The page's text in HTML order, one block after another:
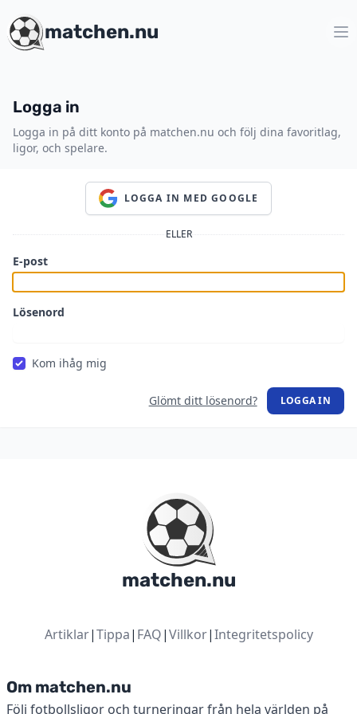
matchen.nu
Logga in
Logga in på ditt konto på matchen.nu och följ dina favoritlag,
ligor, och spelare.
LOGGA IN MED GOOGLE
ELLER
E-post
Lösenord
Kom ihåg mig
Glömt ditt lösenord? LOGGA IN
matchen.nu
Artiklar|Tippa| FAQ|Villkor|Integritetspolicy
Om matchen.nu
Följ fotbollsligor och turneringar från hela världen på